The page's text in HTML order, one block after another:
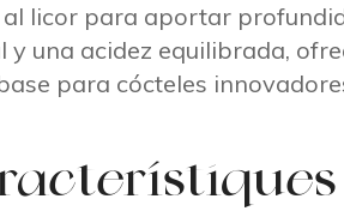
licor para aportar
y una acidez equilibrada,
para cócteles